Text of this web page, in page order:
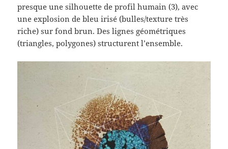
presque une silhouette de profil humain (3), avec
une explosion de bleu irisé (bulles/texture très
riche) sur fond brun. Des lignes géométriques
(triangles, polygones) structurent l’ensemble.